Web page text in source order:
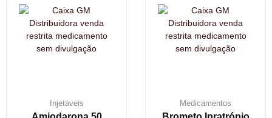
Injetáveis Medicamentos